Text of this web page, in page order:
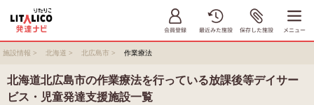
施設情報 > 北海道 > 北広島市 > 作業療法
北海道北広島市の作業療法を行っている放課後等デイサー
ビス・児童発達支援施設一覧